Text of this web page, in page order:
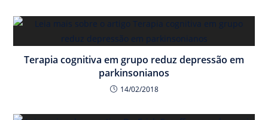
Terapia cognitiva em grupo reduz depressão em
parkinsonianos
14/02/2018